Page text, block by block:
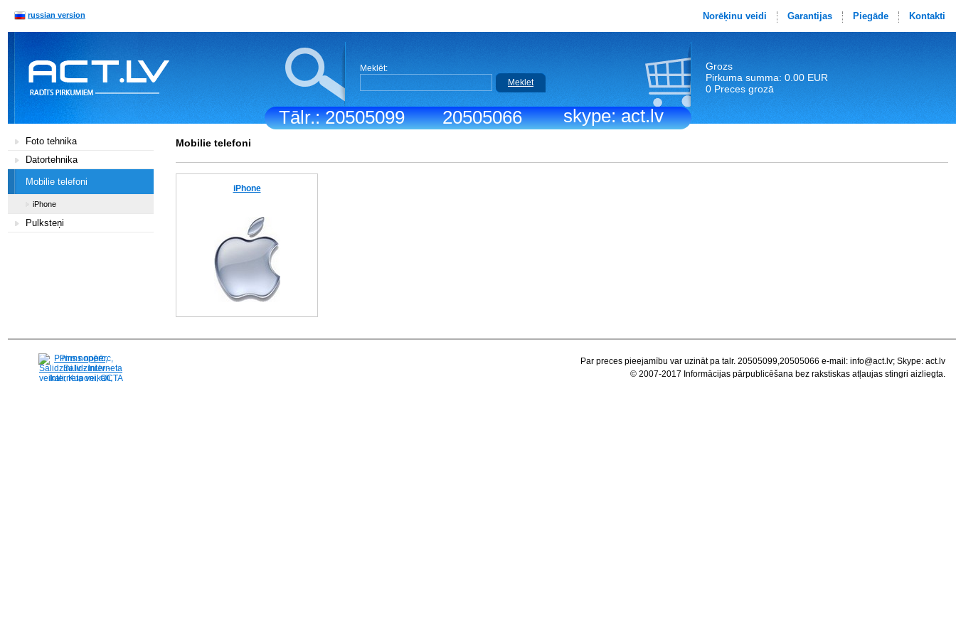
Tālr.: 20505099 20505066 skype: act.lv
russian version Norēķinu veidi Garantijas Piegāde Kontakti
Meklēt:
Meklet
Grozs
Pirkuma summa: 0.00 EUR
0 Preces grozā
Foto tehnika
Datortehnika
Mobilie telefoni
iPhone
Pulksteņi
Mobilie telefoni
iPhone
Pirms nopērc,
Salidzini.lv - Interneta
veikali, Kuponi, OCTA
Par preces pieejamību var uzināt pa talr. 20505099,20505066 e-mail: info@act.lv; Skype: act.lv
© 2007-2017 Informācijas pārpublicēšana bez rakstiskas atļaujas stingri aizliegta.